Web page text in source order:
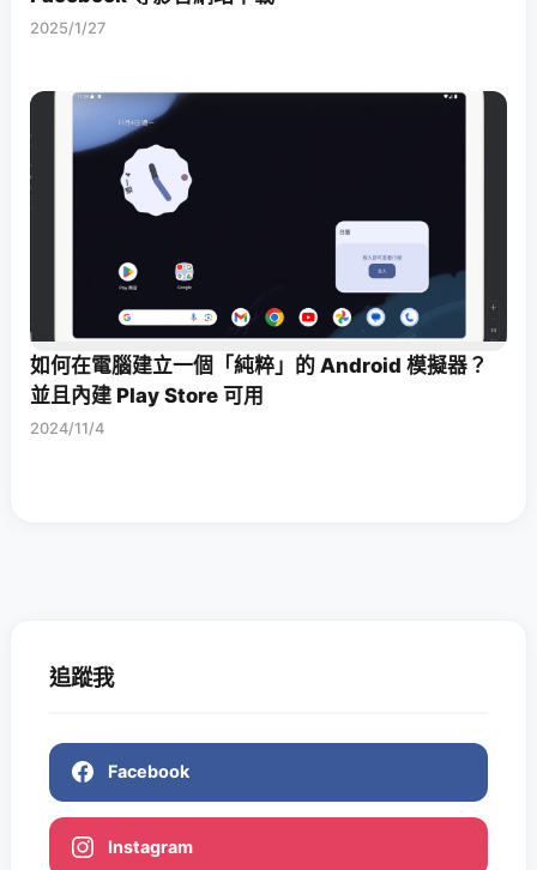
2025/1/27
如何在電腦建立一個「純粹」的 Android 模擬器？
並且內建 Play Store 可用
2024/11/4
追蹤我
Facebook
Instagram